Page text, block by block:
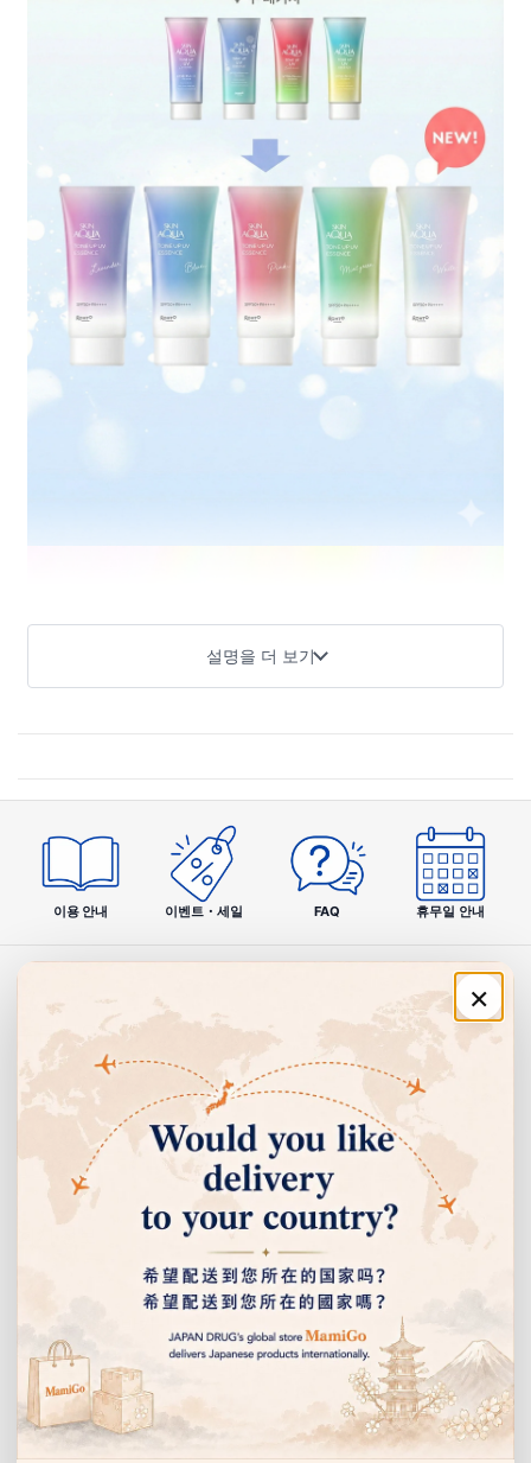
설명을 더 보기
이용 안내 이벤트・세일 FAQ 휴무일 안내
×
주문·이용 안내
쇼핑 안내
고객센터
선물, 할인 이벤트 등을 누구보다 먼저 알려드립니다.
이